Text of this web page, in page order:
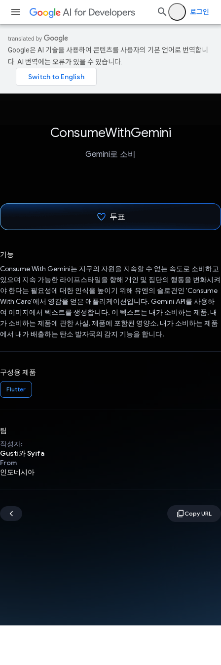
로그인
Google은 AI 기술을 사용하여 콘텐츠를 사용자의 기본 언어로 번역합니
다. AI 번역에는 오류가 있을 수 있습니다.
ConsumeWithGemini
Gemini로 소비
투표
기능
Consume With Gemini는 지구의 자원을 지속할 수 없는 속도로 소비하고
있으며 지속 가능한 라이프스타일을 향해 개인 및 집단의 행동을 변화시켜
야 한다는 필요성에 대한 인식을 높이기 위해 유엔의 슬로건인 'Consume
With Care'에서 영감을 얻은 애플리케이션입니다. Gemini API를 사용하
여 이미지에서 텍스트를 생성합니다. 이 텍스트는 내가 소비하는 제품, 내
가 소비하는 제품에 관한 사실, 제품에 포함된 영양소, 내가 소비하는 제품
에서 내가 배출하는 탄소 발자국의 감지 기능을 합니다.
구성용 제품
Flutter
팀
작성자:
Gusti와 Syifa
From
인도네시아